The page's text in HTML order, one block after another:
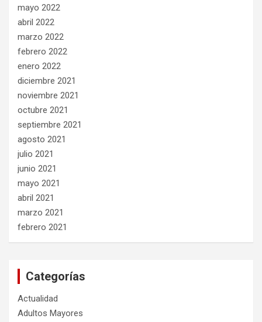
mayo 2022
abril 2022
marzo 2022
febrero 2022
enero 2022
diciembre 2021
noviembre 2021
octubre 2021
septiembre 2021
agosto 2021
julio 2021
junio 2021
mayo 2021
abril 2021
marzo 2021
febrero 2021
Categorías
Actualidad
Adultos Mayores